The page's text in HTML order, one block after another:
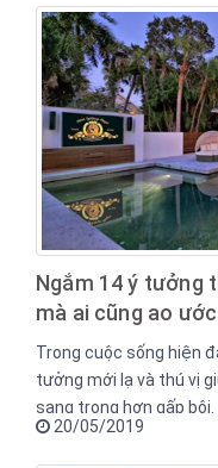
Ngắm 14 ý tưởng
mà ai cũng ao
Trong cuộc sống hiện
tưởng mới lạ và thú vị
sang trọng hơn gấp
chưa có điều kiện sở
nhưng chẳng bao giờ là
20/05/2019